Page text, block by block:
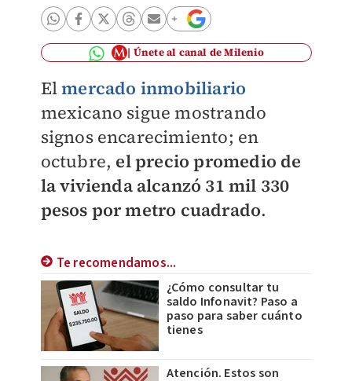
Únete al canal de Milenio
Elmercado inmobiliario
mexicano sigue mostrando
signos encarecimiento; en
octubre, el precio promedio de
la vivienda alcanzó 31 mil 330
pesos por metro cuadrado.
Te recomendamos...
¿Cómo consultar tu
saldo Infonavit? Paso a
paso para saber cuánto
tienes
Atención. Estos son